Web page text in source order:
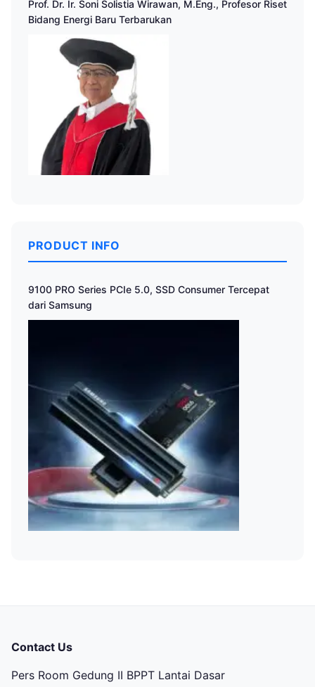
Prof. Dr. Ir. Soni Solistia Wirawan, M.Eng., Profesor Riset
Bidang Energi Baru Terbarukan
PRODUCT INFO
9100 PRO Series PCIe 5.0, SSD Consumer Tercepat
dari Samsung
Contact Us
Pers Room Gedung II BPPT Lantai Dasar